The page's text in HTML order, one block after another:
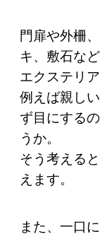
門扉や外柵
キ、敷石な
エクステリ
例えば親し
ず目にする
うか。
そう考える
えます。
また、一口